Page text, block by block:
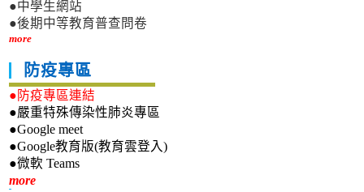
●中學生網站
●後期中等教育普查問卷
more
防疫專區
●防疫專區連結
●嚴重特殊傳染性肺炎專區
●Google meet
●Google教育版(教育雲登入)
●微軟 Teams
more新生專區